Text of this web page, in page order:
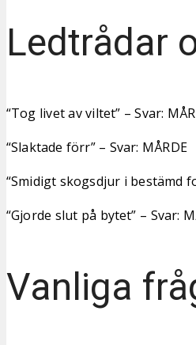
Ledtrådar
“Tog livet av viltet” – Svar:
“Slaktade förr” – Svar: MÅRDE
“Smidigt skogsdjur i bestämd
“Gjorde slut på bytet” – Svar:
Vanliga